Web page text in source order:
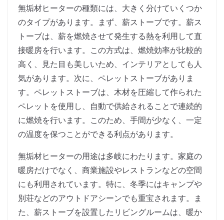
無垢材ヒーターの種類には、大きく分けていくつか
のタイプがあります。まず、薪ストーブです。薪ス
トーブは、薪を燃焼させて発生する熱を利用して直
接暖房を行います。この方式は、燃焼効率が比較的
高く、見た目も美しいため、インテリアとしても人
気があります。次に、ペレットストーブがありま
す。ペレットストーブは、木材を圧縮して作られた
ペレットを使用し、自動で供給されることで連続的
に燃焼を行います。このため、手間が少なく、一定
の温度を保つことができる利点があります。
無垢材ヒーターの用途は多岐にわたります。家庭の
暖房だけでなく、商業施設やレストランなどの空間
にも利用されています。特に、冬季にはキャンプや
別荘などのアウトドアシーンでも重宝されます。ま
た、薪ストーブを設置したリビングルームは、暖か